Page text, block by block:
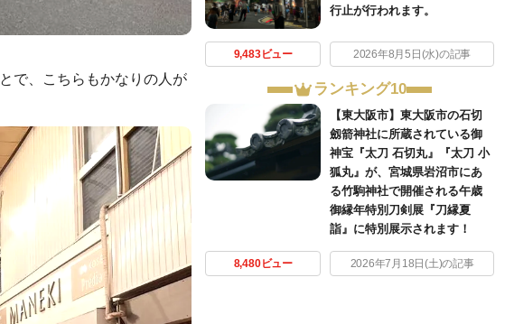
で、こちらもかなりの人が
行止が行われます。
9,483ビュー 2026年8月5日(水)の記事
ランキング10
【東大阪市】東大阪市の石切
劔箭神社に所蔵されている御
神宝『太刀 石切丸』『太刀 小
狐丸』が、宮城県岩沼市にあ
る竹駒神社で開催される午歳
御縁年特別刀剣展『刀縁夏
詣』に特別展示されます！
8,480ビュー 2026年7月18日(土)の記事